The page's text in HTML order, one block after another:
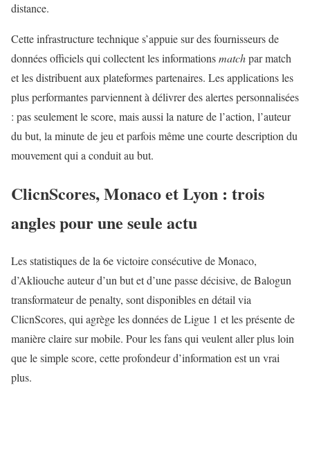
distance.
Cette infrastructure technique s’appuie sur des fournisseurs de
données officiels qui collectent les informationsmatchpar match
et les distribuent aux plateformes partenaires. Les applications les
plus performantes parviennent à délivrer des alertes personnalisées
: pas seulement le score, mais aussi la nature de l’action, l’auteur
du but, la minute de jeu et parfois même une courte description du
mouvement qui a conduit au but.
ClicnScores, Monaco et Lyon : trois
angles pour une seule actu
Les statistiques de la 6e victoire consécutive de Monaco,
d’Akliouche auteur d’un but et d’une passe décisive, de Balogun
transformateur de penalty, sont disponibles en détail via
ClicnScores, qui agrège les données de Ligue 1 et les présente de
manière claire sur mobile. Pour les fans qui veulent aller plus loin
que le simple score, cette profondeur d’information est un vrai
plus.